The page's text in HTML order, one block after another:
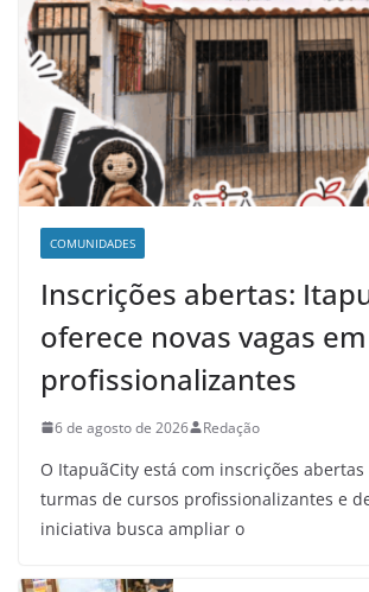
COMUNIDADES
Inscrições abertas:
oferece novas vagas
profissionalizantes
6 de agosto de 2026 Redação
O ItapuãCity está com inscrições abertas
turmas de cursos profissionalizantes e
iniciativa busca ampliar o